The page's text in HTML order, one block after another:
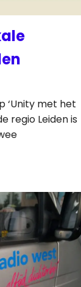
‘Unity met het
regio Leiden is